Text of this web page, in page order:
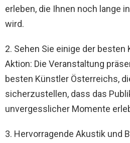
erleben, die Ihnen noch lange
wird.
2. Sehen Sie einige der
Aktion: Die Veranstaltung
besten Künstler Österreichs,
sicherzustellen, dass das
unvergesslicher Momente
3. Hervorragende Akustik und